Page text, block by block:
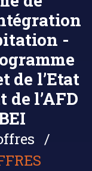
-
de l’Etat
de l’AFD